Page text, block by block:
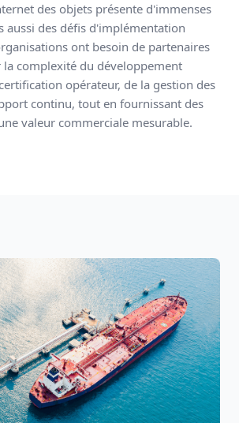
des objets présente d'immenses
aussi des défis d'implémentation
ont besoin de partenaires
la complexité du développement
opérateur, de la gestion des
continu, tout en fournissant des
valeur commerciale mesurable.